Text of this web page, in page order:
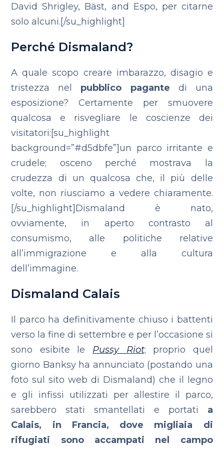
David Shrigley, Bäst, and Espo, per citarne
solo alcuni.[/su_highlight]
Perché Dismaland?
A quale scopo creare imbarazzo, disagio e
tristezza nel pubblico pagante di una
esposizione? Certamente per smuovere
qualcosa e risvegliare le coscienze dei
visitatori:[su_highlight
background=”#d5dbfe”]un parco irritante e
crudele; osceno perché mostrava la
crudezza di un qualcosa che, il più delle
volte, non riusciamo a vedere chiaramente.
[/su_highlight]Dismaland è nato,
ovviamente, in aperto contrasto al
consumismo, alle politiche relative
all’immigrazione e alla cultura
dell’immagine.
Dismaland Calais
Il parco ha definitivamente chiuso i battenti
verso la fine di settembre e per l’occasione si
sono esibite le Pussy Riot; proprio quel
giorno Banksy ha annunciato (postando una
foto sul sito web di Dismaland) che il legno
e gli infissi utilizzati per allestire il parco,
sarebbero stati smantellati e portati a
Calais, in Francia, dove migliaia di
rifugiati sono accampati nel campo